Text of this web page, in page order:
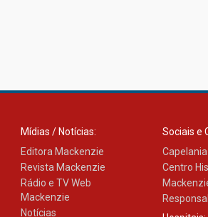
Mídias / Notícias:
Editora Mackenzie
Revista Mackenzie
Rádio e TV Web
Mackenzie
Notícias
Sociais e
Capelania
Centro